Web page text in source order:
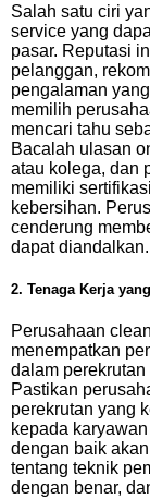
Salah satu ciri
service yang
pasar. Reputasi
pelanggan,
pengalaman
memilih
mencari tahu
Bacalah ulasan
atau kolega, dan
memiliki
kebersihan.
cenderung
dapat diandalkan.
2. Tenaga Kerja
Perusahaan
menempatkan
dalam
Pastikan
perekrutan yang
kepada
dengan baik
tentang teknik
dengan benar,